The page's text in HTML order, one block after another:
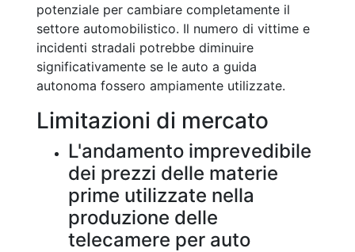
potenziale per cambiare completamente il
settore automobilistico. Il numero di vittime e
incidenti stradali potrebbe diminuire
significativamente se le auto a guida
autonoma fossero ampiamente utilizzate.
Limitazioni di mercato
L'andamento imprevedibile
dei prezzi delle materie
prime utilizzate nella
produzione delle
telecamere per auto